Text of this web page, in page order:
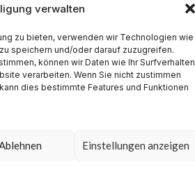
verwalten
zu bieten, verwenden wir Technologien wie
speichern und/oder darauf zuzugreifen.
können wir Daten wie Ihr Surfverhalten
verarbeiten. Wenn Sie nicht zustimmen
dies bestimmte Features und Funktionen
Einstellungen anzeigen